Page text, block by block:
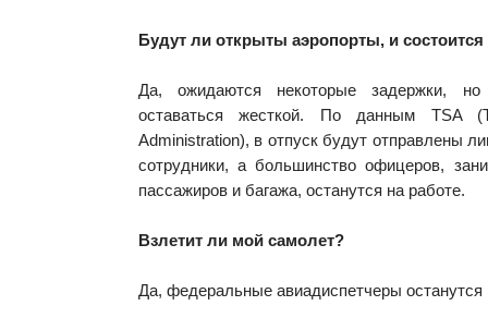
Будут ли открыты аэропорты, и
Да, ожидаются некоторые задержки, но
оставаться жесткой. По данным TSA
Administration), в отпуск будут отправлены
сотрудники, а большинство офицеров,
пассажиров и багажа, останутся на работе.
Взлетит ли мой самолет?
Да, федеральные авиадиспетчеры останутся